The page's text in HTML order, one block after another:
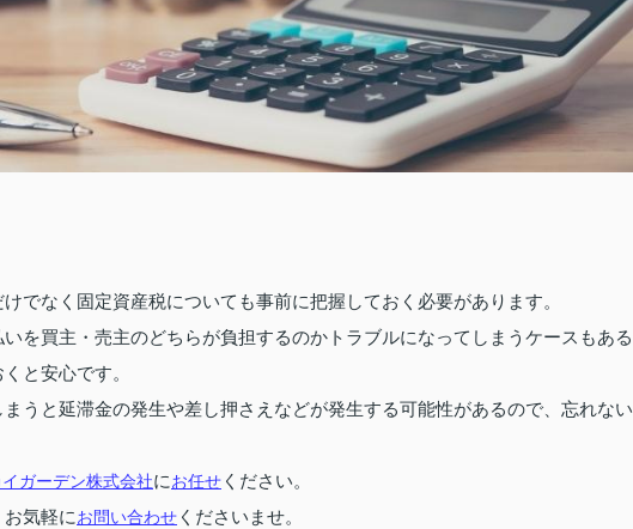
でなく固定資産税についても事前に把握しておく必要があります。
を買主・売主のどちらが負担するのかトラブルになってしまうケースもある
と安心です。
うと延滞金の発生や差し押さえなどが発生する可能性があるので、忘れない
イガーデン株式会社にお任せ ください。
気軽にお問い合わせ くださいませ。